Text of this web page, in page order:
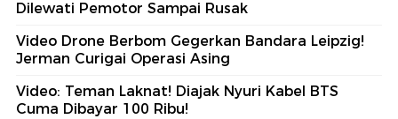
Dilewati Pemotor Sampai Rusak
Video Drone Berbom Gegerkan Bandara Leipzig!
Jerman Curigai Operasi Asing
Video: Teman Laknat! Diajak Nyuri Kabel BTS
Cuma Dibayar 100 Ribu!